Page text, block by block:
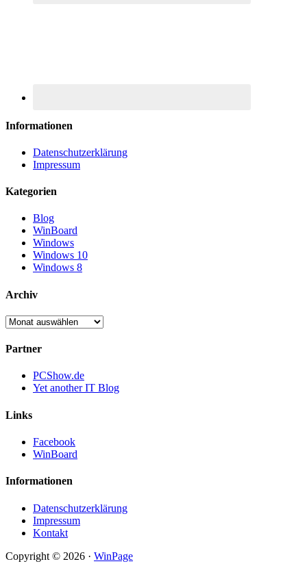
Informationen
Datenschutzerklärung
Impressum
Kategorien
Blog
WinBoard
Windows
Windows 10
Windows 8
Archiv
Archiv
Partner
PCShow.de
Yet another IT Blog
Links
Facebook
WinBoard
Informationen
Datenschutzerklärung
Impressum
Kontakt
Copyright © 2026 · WinPage